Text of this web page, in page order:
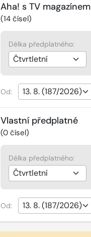
Aha! s TV magazínem
(14čísel)
Délka předplatného:
Od:
Vlastní předplatné
(0čísel)
Délka předplatného:
Od: